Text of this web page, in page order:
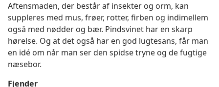
Aftensmaden, der består af insekter og orm, kan
suppleres med mus, frøer, rotter, firben og indimellem
også med nødder og bær. Pindsvinet har en skarp
hørelse. Og at det også har en god lugtesans, får man
en idé om når man ser den spidse tryne og de fugtige
næsebor.
Fjender